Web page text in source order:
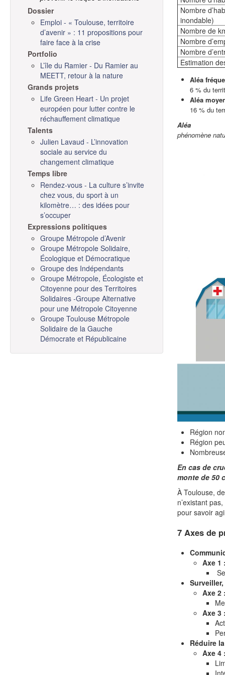
Dossier
Emploi - « Toulouse, territoire
d’avenir » : 11 propositions pour
faire face à la crise
Portfolio
L’île du Ramier - Du Ramier au
MEETT, retour à la nature
Grands projets
Life Green Heart - Un projet
européen pour lutter contre le
réchauffement climatique
Talents
Julien Lavaud - L’innovation
sociale au service du
changement climatique
Temps libre
Rendez-vous - La culture s’invite
chez vous, du sport à un
kilomètre… : des idées pour
s’occuper
Expressions politiques
Groupe Métropole d’Avenir
Groupe Métropole Solidaire,
Écologique et Démocratique
Groupe des Indépendants
Groupe Métropole, Écologiste et
Citoyenne pour des Territoires
Solidaires -Groupe Alternative
pour une Métropole Citoyenne
Groupe Toulouse Métropole
Solidaire de la Gauche
Démocrate et Républicaine
Nombre
inondable)
Nombre de
Nombre
Nombre
Estimation
Aléa
6 % du
Aléa
16 % du
Aléa
phénomène
Région
Région
​En cas de
monte de 50
À Toulouse,
n’existant
pour savoir
7 Axes de
Axe 1
Axe 2
Axe 3
​Réduire
​​Axe 4